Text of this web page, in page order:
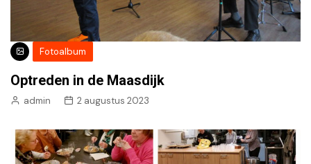
Fotoalbum
Optreden in de Maasdijk
admin 2 augustus 2023